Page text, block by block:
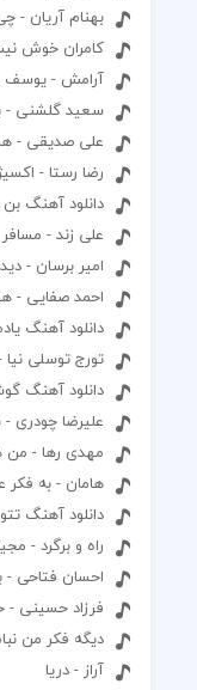
بهنام آریان -
کامران خوش
آرامش - یوسف
سعید گلشنی -
علی صدیقی -
رضا رستا -
دانلود آهنگ
علی زند - مسافر
امیر برسان -
احمد صفایی -
دانلود آهنگ
تورج توسلی
دانلود آهنگ
علیرضا چودری -
مهدی رها - من
هامان - به
دانلود آهنگ
راه و برگرد -
احسان فتاحی
فرزاد حسینی
دیگه فکر من
آراز - دریا